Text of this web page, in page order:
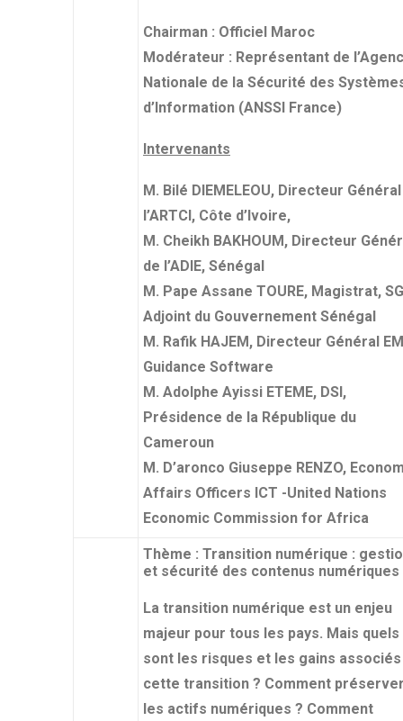
Chairman : Officiel Maroc
Modérateur : Représentant de
Nationale de la Sécurité des
d’Information (ANSSI France)
Intervenants
M. Bilé DIEMELEOU, Directeur
l’ARTCI, Côte d’Ivoire,
M. Cheikh BAKHOUM, Directeur
de l’ADIE, Sénégal
M. Pape Assane TOURE, Magistrat, SG
Adjoint du Gouvernement Sénégal
M. Rafik HAJEM, Directeur Général
Guidance Software
M. Adolphe Ayissi ETEME, DSI,
Présidence de la République du
Cameroun
M. D’aronco Giuseppe RENZO,
Affairs Officers ICT -United Nations
Economic Commission for Africa
Thème : Transition numérique :
et sécurité des contenus numériques
La transition numérique est un enjeu
majeur pour tous les pays. Mais quels
sont les risques et les gains associés
cette transition ? Comment
les actifs numériques ? Comment